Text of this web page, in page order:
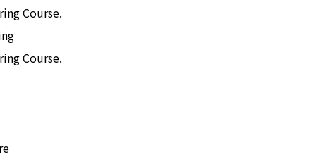
Course.
Course.